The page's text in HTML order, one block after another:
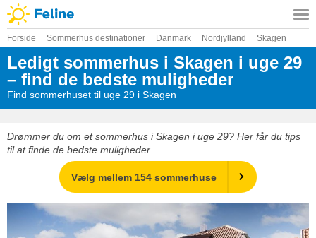
Forside Sommerhus destinationer Danmark Nordjylland Skagen
Ledigt sommerhus i Skagen i uge 29
– find de bedste muligheder
Find sommerhuset til uge 29 i Skagen
Drømmer du om et sommerhus i Skagen i uge 29? Her får du tips
til at finde de bedste muligheder.
Vælg mellem 154 sommerhuse